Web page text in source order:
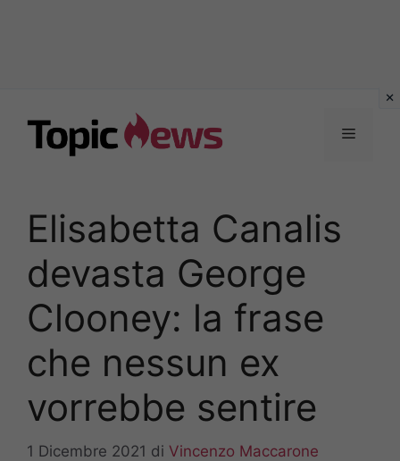
contenuto
Menu
Elisabetta Canalis
devasta George
Clooney: la frase
che nessun ex
vorrebbe sentire
1 Dicembre 2021 di Vincenzo Maccarone